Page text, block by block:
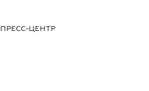
ПРЕСС-ЦЕНТР